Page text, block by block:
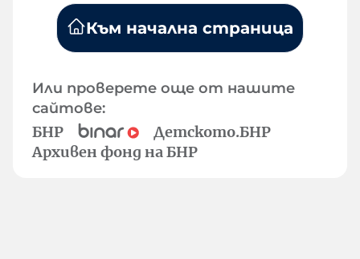
Към начална страница
Или проверете още от нашите
сайтове:
БНР
Детското.БНР
Архивен фонд на БНР